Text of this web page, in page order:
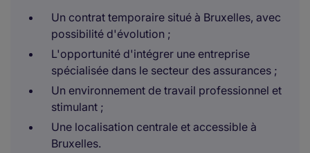
Un contrat temporaire situé à Bruxelles, avec
possibilité d'évolution ;
L'opportunité d'intégrer une entreprise
spécialisée dans le secteur des assurances ;
Un environnement de travail professionnel et
stimulant ;
Une localisation centrale et accessible à
Bruxelles.